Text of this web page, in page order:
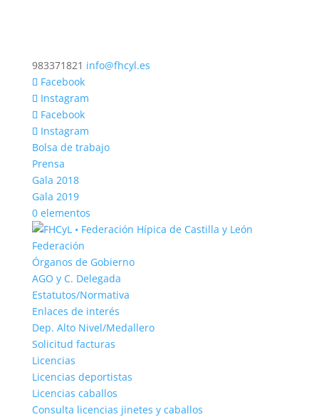
983371821 info@fhcyl.es
Facebook
Instagram
Facebook
Instagram
Bolsa de trabajo
Prensa
Gala 2018
Gala 2019
0 elementos
Federación
Órganos de Gobierno
AGO y C. Delegada
Estatutos/Normativa
Enlaces de interés
Dep. Alto Nivel/Medallero
Solicitud facturas
Licencias
Licencias deportistas
Licencias caballos
Consulta licencias jinetes y caballos